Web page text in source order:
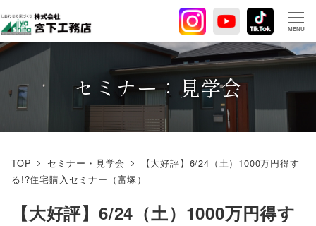
イ
ン
テ
ツ
MENU
セミナー：見学会
TOP セミナー・見学会
【大好評】6/24（土）1000万円得す
る!?住宅購入セミナー（富塚）
【大好評】6/24（土）1000万円得す